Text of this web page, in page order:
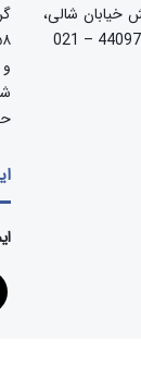
خیابان شالی،